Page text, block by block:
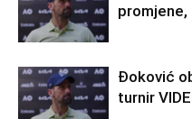
Đoković
turnir